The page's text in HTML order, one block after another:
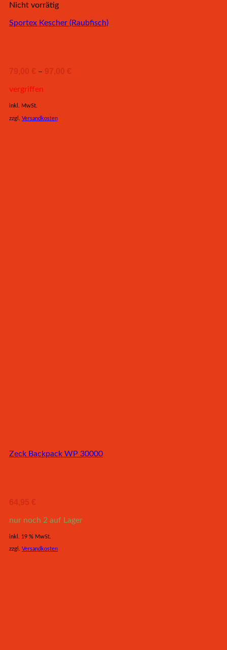
Nicht vorrätig
Sportex Kescher (Raubfisch)
79,00 € – 97,00 €
vergriffen
inkl. MwSt.
zzgl. Versandkosten
Zeck Backpack WP 30000
64,95 €
nur noch 2 auf Lager
inkl. 19 % MwSt.
zzgl. Versandkosten